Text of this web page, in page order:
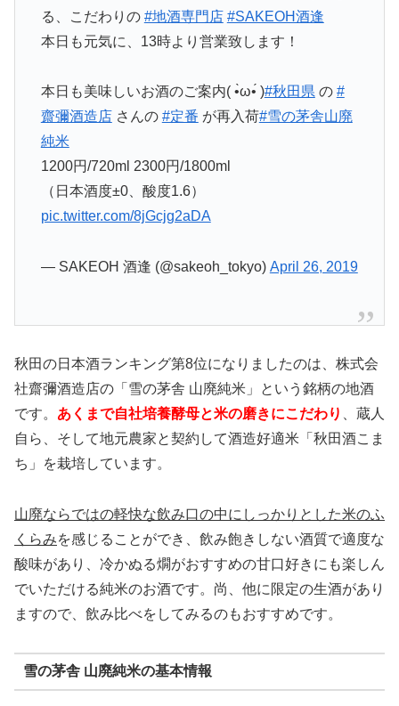
る、こだわりの #地酒専門店 #SAKEOH酒逢
本日も元気に、13時より営業致します！
本日も美味しいお酒のご案内( •̀ω•́ )#秋田県 の #
齋彌酒造店さんの #定番 が再入荷#雪の茅舎山廃
純米
1200円/720ml 2300円/1800ml
（日本酒度±0、酸度1.6）
pic.twitter.com/8jGcjg2aDA
— SAKEOH 酒逢 (@sakeoh_tokyo) April 26, 2019
秋田の日本酒ランキング第8位になりましたのは、株式会
社齋彌酒造店の「雪の茅舎 山廃純米」という銘柄の地酒
です。 あくまで自社培養酵母と米の磨きにこだわり
、蔵人
自ら、そして地元農家と契約して酒造好適米「秋田酒こま
ち」を栽培しています。
山廃ならではの軽快な飲み口の中にしっかりとした米のふ
くらみを感じることができ、飲み飽きしない酒質で適度な
酸味があり、冷かぬる燗がおすすめの甘口好きにも楽しん
でいただける純米のお酒です。尚、他に限定の生酒があり
ますので、飲み比べをしてみるのもおすすめです。
雪の茅舎 山廃純米の基本情報